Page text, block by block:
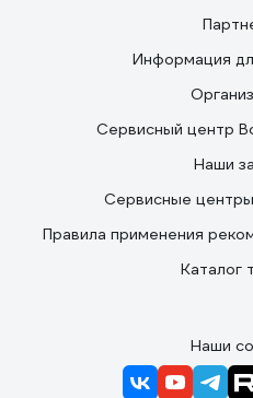
Информация
Сервисный центр
Наши
Сервисные
Правила применения
Каталог
Наши